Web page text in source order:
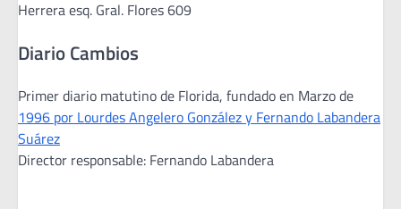
Herrera esq. Gral. Flores 609
Diario Cambios
Primer diario matutino de Florida, fundado en Marzo de
1996 por Lourdes Angelero González y Fernando Labandera
Suárez
Director responsable: Fernando Labandera